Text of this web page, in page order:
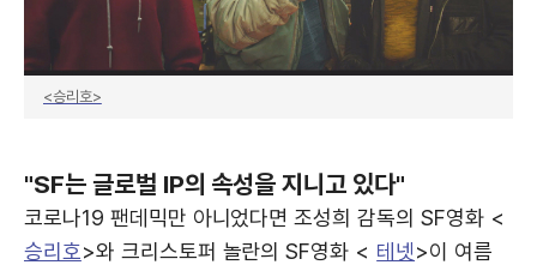
<승리호>
"SF는 글로벌 IP의 속성을 지니고 있다"
코로나19 팬데믹만 아니었다면 조성희 감독의 SF영화 <
승리호>와 크리스토퍼 놀란의 SF영화 < 테넷>이 여름